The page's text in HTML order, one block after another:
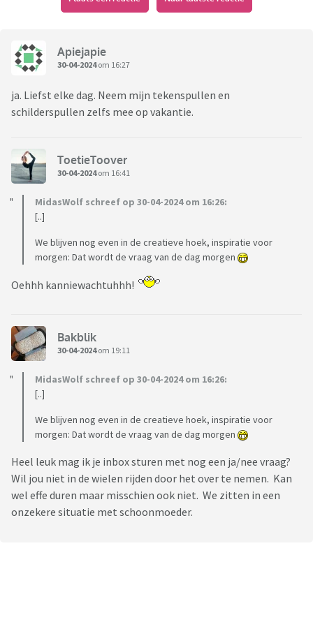
Apiejapie
30-04-2024om 16:27
ja. Liefst elke dag. Neem mijn tekenspullen en
schilderspullen zelfs mee op vakantie.
ToetieToover
30-04-2024om 16:41
MidasWolf schreef op 30-04-2024 om 16:26:
[..]
We blijven nog even in de creatieve hoek, inspiratie voor
morgen: Dat wordt de vraag van de dag morgen
Oehhh kanniewachtuhhh!
Bakblik
30-04-2024om 19:11
MidasWolf schreef op 30-04-2024 om 16:26:
[..]
We blijven nog even in de creatieve hoek, inspiratie voor
morgen: Dat wordt de vraag van de dag morgen
Heel leuk mag ik je inbox sturen met nog een ja/nee vraag?
Wil jou niet in de wielen rijden door het over te nemen. Kan
wel effe duren maar misschien ook niet. We zitten in een
onzekere situatie met schoonmoeder.